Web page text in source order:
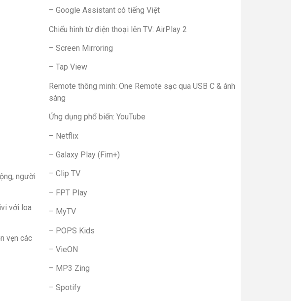
người
với loa
vẹn các
– Google Assistant có tiếng Việt
Chiếu hình từ điện thoại lên TV: AirPlay 2
– Screen Mirroring
– Tap View
Remote thông minh: One Remote sạc qua USB C & ánh
sáng
Ứng dụng phổ biến: YouTube
– Netflix
– Galaxy Play (Fim+)
– Clip TV
– FPT Play
– MyTV
– POPS Kids
– VieON
– MP3 Zing
– Spotify